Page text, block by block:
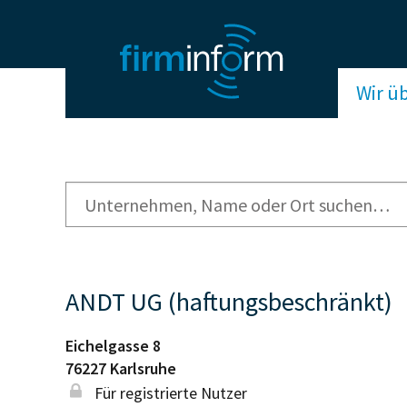
Wir
ANDT UG (haftungsbeschränkt)
Eichelgasse 8
76227 Karlsruhe
Für registrierte Nutzer